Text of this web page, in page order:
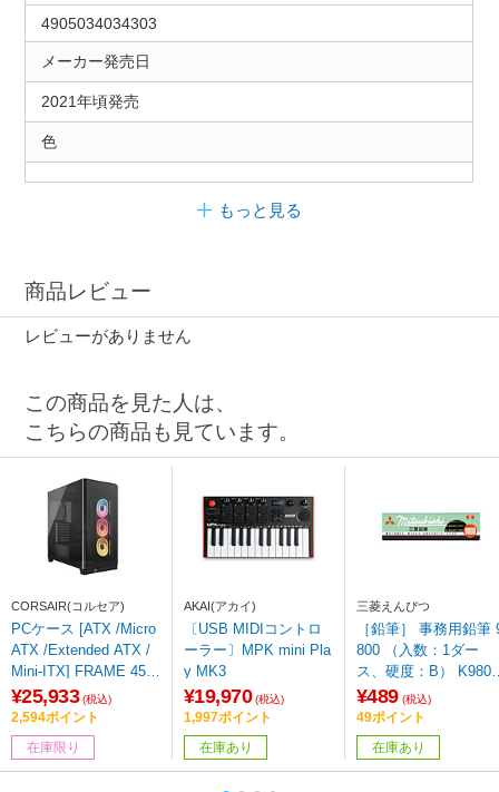
4905034034303
メーカー発売日
2021年頃発売
色
もっと見る
商品レビュー
レビューがありません
この商品を見た人は、
こちらの商品も見ています。
CORSAIR(コルセア)
PCケース [ATX /Micro
ATX /Extended ATX /
Mini-ITX] FRAME 450
0X LX-R RGB iCUE LI
NK Panoramic Glass
ブラック CC-9011316-
WW
¥25,933 (税込)
2,594ポイント
在庫限り
AKAI(アカイ)
〔USB MIDIコントロ
ーラー〕MPK mini Pla
y MK3
¥19,970 (税込)
1,997ポイント
在庫あり
三菱えんぴつ
［鉛筆］ 事務用鉛筆
800 （入数：1ダー
ス、硬度：B） K9800
B
¥489 (税込)
49ポイント
在庫あり